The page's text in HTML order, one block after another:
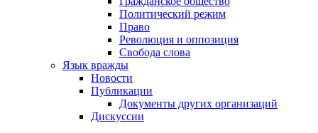
Политический режим
Право
Революция и оппозиция
Свобода слова
Язык вражды
Новости
Публикации
Документы других организаций
Дискуссии